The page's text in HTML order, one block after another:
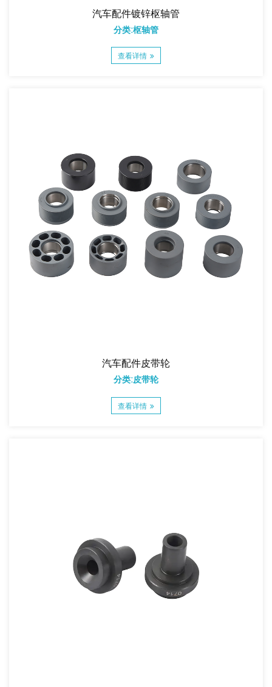
汽车配件镀锌枢轴管
分类:枢轴管
查看详情
汽车配件皮带轮
分类:皮带轮
查看详情